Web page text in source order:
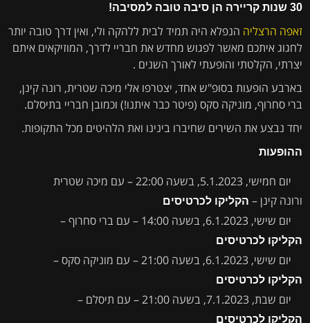
30 שנות קריירה הן סיבה טובה למסיבה!
זאפה הרצליה הנפלא היה תמיד לבית ללהקה ולי, ואין דרך טובה יותר
לחגוג איתכם מאשר לפגוש מחדש את חבריי לדרך, המוזיקאים איתם
יצרתי, הקלטתי והופעתי לאורך השנים .
בארבע הופעות בסופ"ש אחד, יצטרפו אלי מיכה שטרית, רונה קינן,
ברי סחרוף, מוניקה סקס (פיטר כבר איתנו!) וכמובן חבריי בתיסלם.
יחד נבצע את השירים שחיברו בינינו ואת הלהיטים מכל התקופות.
ההופעות
יום חמישי, 5.1.2023, בשעה 22:00 – עם מיכה שטרית
ורונה קינן – הקליקו לכרטיסים
יום שישי, 6.1.2023, בשעה 14:00 – עם ברי סחרוף –
הקליקו לכרטיסים
יום שישי, 6.1.2023, בשעה 21:00 – עם מוניקה סקס –
הקליקו לכרטיסים
יום שבת, 7.1.2023, בשעה 21:00 – עם תיסלם –
הקליקו לכרטיסים